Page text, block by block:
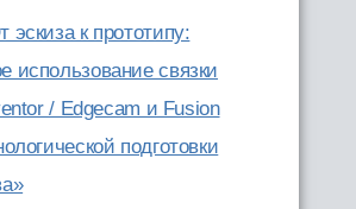
к прототипу:
использование связки
/ Edgecam и Fusion
подготовки